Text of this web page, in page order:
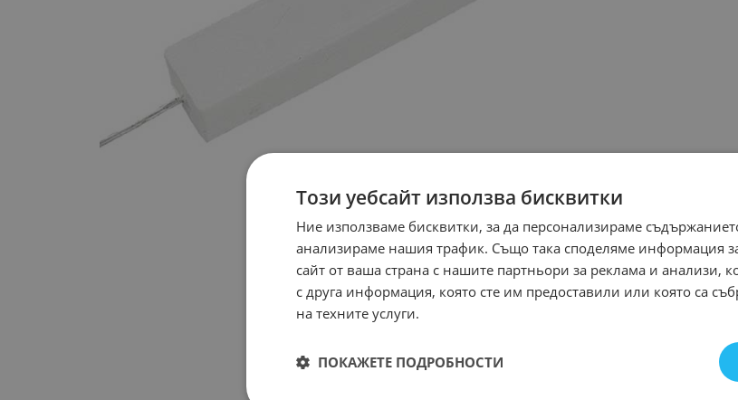
Този уебсайт използва бисквитки
Ние използваме бисквитки, за да персонализираме
анализираме нашия трафик. Също така споделяме информация
сайт от ваша страна с нашите партньори за реклама и анализи,
с друга информация, която сте им предоставили или която са
на техните услуги.
ПОКАЖЕТЕ ПОДРОБНОСТИ